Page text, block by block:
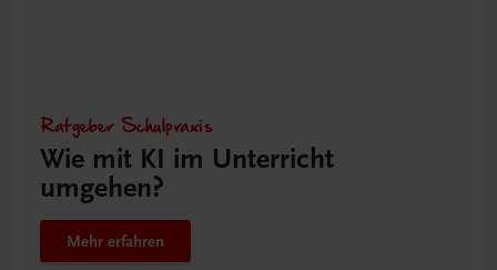
Ratgeber Schulpraxis
Wie mit KI im Unterricht
umgehen?
Mehr erfahren